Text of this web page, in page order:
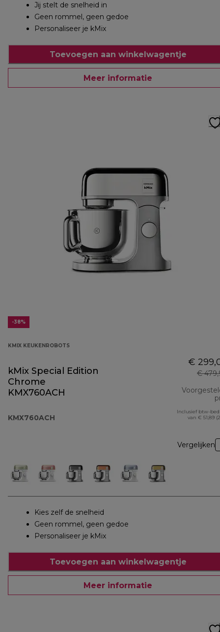
Jij stelt de snelheid in
Geen rommel, geen gedoe
Personaliseer je kMix
Toevoegen aan winkelwagentje
Meer informatie
-38%
KMIX KEUKENROBOTS
kMix Special Edition
Chrome
KMX760ACH
KMX760ACH
€
€
Inclusief btw-
van € 51,89
Vergelijken
Kies zelf de snelheid
Geen rommel, geen gedoe
Personaliseer je kMix
Toevoegen aan winkelwagentje
Meer informatie